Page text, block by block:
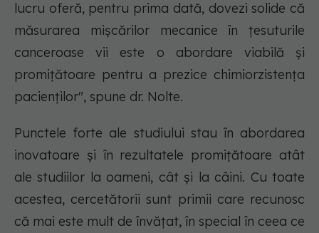
lucru oferă, pentru prima dată, dovezi solide că
măsurarea mișcărilor mecanice în țesuturile
canceroase vii este o abordare viabilă și
promițătoare pentru a prezice chimiorzistența
pacienților", spune dr. Nolte.
Punctele forte ale studiului stau în abordarea
inovatoare și în rezultatele promițătoare atât
ale studiilor la oameni, cât și la câini. Cu toate
acestea, cercetătorii sunt primii care recunosc
că mai este mult de învățat, în special în ceea ce